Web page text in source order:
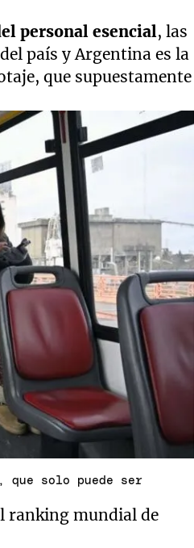
personal esencial, las
país y Argentina es la
que supuestamente
solo puede ser
ranking mundial de